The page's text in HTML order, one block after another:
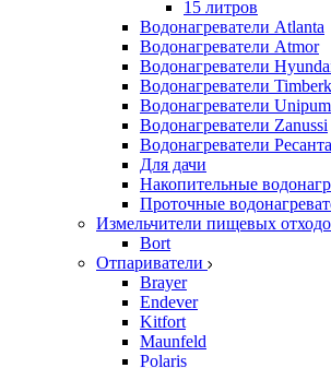
15 литров
Водонагреватели Atlanta
Водонагреватели Atmor
Водонагреватели
Водонагреватели Timberk
Водонагреватели
Водонагреватели Zanussi
Водонагреватели Ресанта
Для дачи
Накопительные
Проточные
Измельчители пищевых
Bort
Отпариватели
Brayer
Endever
Kitfort
Maunfeld
Polaris